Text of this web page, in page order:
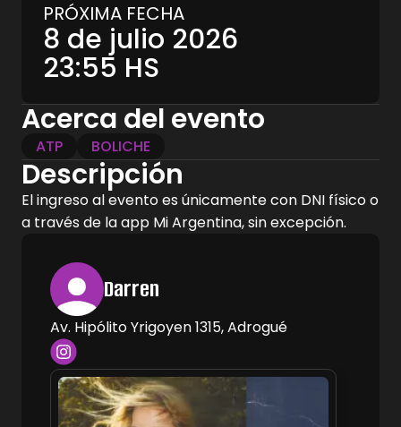
PRÓXIMA FECHA
8 de julio 2026
23:55 HS
Acerca del evento
ATP BOLICHE
Descripción
El ingreso al evento es únicamente con DNI físico o
a través de la app Mi Argentina, sin excepción.
Darren
Av. Hipólito Yrigoyen 1315, Adrogué